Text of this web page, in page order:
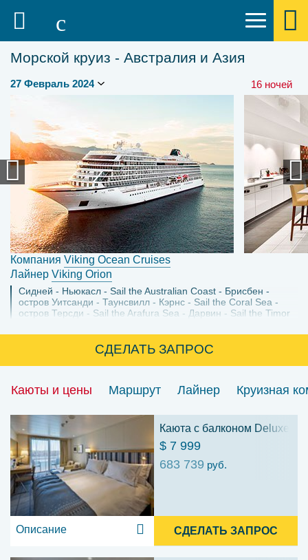
Морской круиз - Австралия и Азия
16 ночей
Компания Viking Ocean Cruises
Лайнер Viking Orion
Сидней Ньюкасл Sail the Australian Coast
Брисбен
остров Уитсанди
Таунсвилл Кэрнс
Sail the Coral Sea
остров Терсди
Sail the Arafura Sea Дарвин
Sail the Timor
СДЕЛАТЬ ЗАПРОС
Каюты и цены Маршрут Лайнер Круизная
Каюта с балконом Deluxe
$ 7 999
683 739 руб.
Описание СДЕЛАТЬ ЗАПРОС